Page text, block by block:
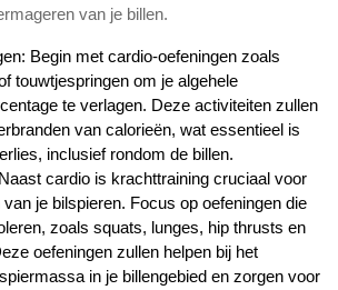
van je billen.
Begin met cardio-oefeningen zoals
touwtjespringen om je algehele
te verlagen. Deze activiteiten zullen
van calorieën, wat essentieel is
inclusief rondom de billen.
cardio is krachttraining cruciaal voor
je bilspieren. Focus op oefeningen die
zoals squats, lunges, hip thrusts en
oefeningen zullen helpen bij het
in je billengebied en zorgen voor